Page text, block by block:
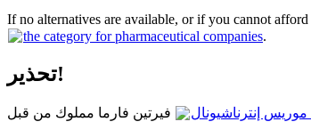
If no alternatives are available, or if you cannot
the category for pharmaceutical companies.
تحذير!
إنترناشيونال